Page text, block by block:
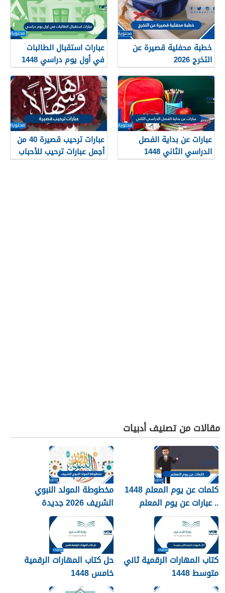
خطبة محفلية قصيرة عن
التخرج 2026
عبارات استقبال الطالبات
في أول يوم دراسي 1448
عبارات عن بداية الفصل
الدراسي الثاني 1448
عبارات ترحيب قصيرة 40 من
أجمل عبارات ترحيب للأحباب
والأصدقاء 2026
مقالات من تصنيف أدبيات
كلمات عن يوم المعلم 1448
.. عبارات عن يوم المعلم
مكتوبة 1448
مخطوطة المولد النبوي
الشريف 2026 جديدة
كتاب المهارات الرقمية ثاني
متوسط 1448
حل كتاب المهارات الرقمية
خامس 1448